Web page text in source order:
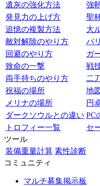
遺灰の強化方法
強
発見力の上げ方
聖
追憶の複製方法
大
敵対解除のやり方
パ
回避のやり方
ガ
致命の一撃
戦
両手持ちのやり方
二
祝福の場所
地
メリナの場所
円
ダークソウルとの違い PC
トロフィー一覧
セ
ツール
装備重量計算 素性診断
コミュニティ
マルチ募集掲示板